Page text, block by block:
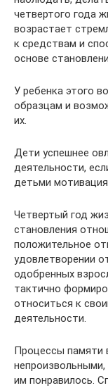
четвертого года
возрастает
к средствам и
основе
У ребенка этого
образцам и
их.
Дети успешнее
деятельности,
детьми
Четвертый год
становления
положительное
удовлетворении
одобренных
тактично
относиться к
деятельности.
Процессы памяти
им понравилось.